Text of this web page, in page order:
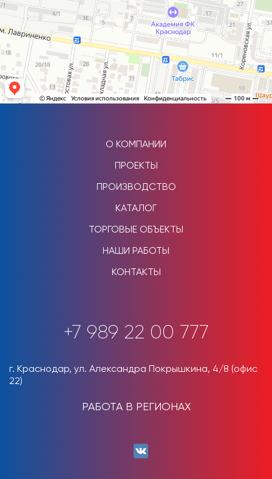
О КОМПАНИИ
ПРОЕКТЫ
ПРОИЗВОДСТВО
КАТАЛОГ
ТОРГОВЫЕ ОБЪЕКТЫ
НАШИ РАБОТЫ
КОНТАКТЫ
+7 989 22 00 777
г. Краснодар, ул. Александра Покрышкина, 4/8 (офис
22)
РАБОТА В РЕГИОНАХ